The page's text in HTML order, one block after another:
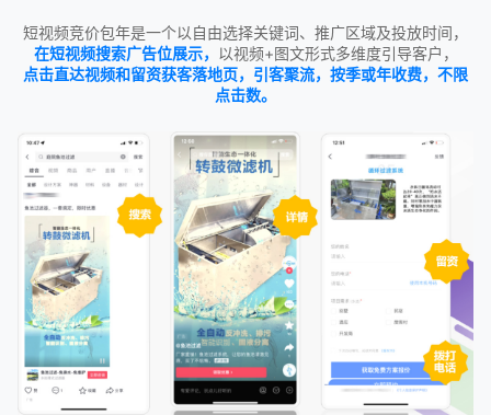
短视频竞价包年是一个以自由选择关键词、推广区域及投放时间，
在短视频搜索广告位展示， 以视频+图文形式多维度引导客户，
点击直达视频和留资获客落地页，引客聚流，按季或年收费，不限
点击数。